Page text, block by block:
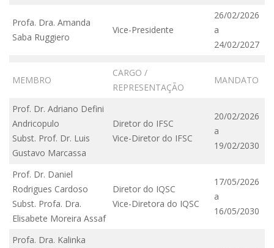
Profa. Dra. Amanda
Saba Ruggiero
Vice-Presidente
26/02/2026
a
24/02/2027
MEMBRO
CARGO /
REPRESENTAÇÃO
MANDATO
Prof. Dr. Adriano Defini
Andricopulo
Subst. Prof. Dr. Luis
Gustavo Marcassa
Diretor do IFSC
Vice-Diretor do IFSC
20/02/2026
a
19/02/2030
Prof. Dr. Daniel
Rodrigues Cardoso
Subst. Profa. Dra.
Elisabete Moreira Assaf
Diretor do IQSC
Vice-Diretora do IQSC
17/05/2026
a
16/05/2030
Profa. Dra. Kalinka